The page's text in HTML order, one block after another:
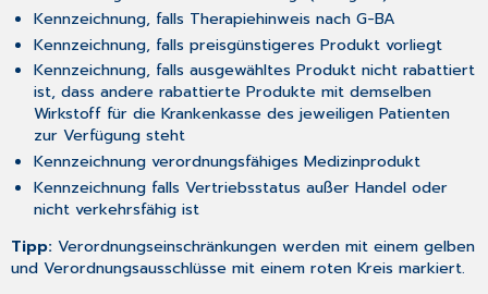
Kennzeichnung, falls Therapiehinweis nach G-BA
Kennzeichnung, falls preisgünstigeres Produkt vorliegt
Kennzeichnung, falls ausgewähltes Produkt nicht rabattiert
ist, dass andere rabattierte Produkte mit demselben
Wirkstoff für die Krankenkasse des jeweiligen Patienten
zur Verfügung steht
Kennzeichnung verordnungsfähiges Medizinprodukt
Kennzeichnung falls Vertriebsstatus außer Handel oder
nicht verkehrsfähig ist
Tipp:Verordnungseinschränkungen werden mit einem gelben
und Verordnungsausschlüsse mit einem roten Kreis markiert.